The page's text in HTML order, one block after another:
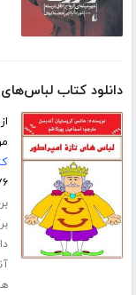
دانلود کتاب لباس‌های
۷۶